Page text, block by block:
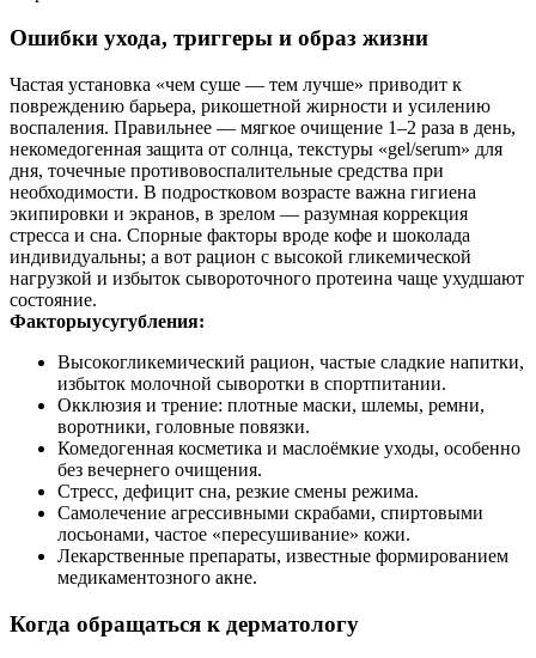
Ошибки ухода, триггеры и образ жизни
Частая установка «чем суше — тем лучше» приводит к
повреждению барьера, рикошетной жирности и усилению
воспаления. Правильнее — мягкое очищение 1–2 раза в день,
некомедогенная защита от солнца, текстуры «gel/serum» для
дня, точечные противовоспалительные средства при
необходимости. В подростковом возрасте важна гигиена
экипировки и экранов, в зрелом — разумная коррекция
стресса и сна. Спорные факторы вроде кофе и шоколада
индивидуальны; а вот рацион с высокой гликемической
нагрузкой и избыток сывороточного протеина чаще ухудшают
состояние.
Факторыусугубления:
Высокогликемический рацион, частые сладкие напитки,
избыток молочной сыворотки в спортпитании.
Окклюзия и трение: плотные маски, шлемы, ремни,
воротники, головные повязки.
Комедогенная косметика и маслоёмкие уходы, особенно
без вечернего очищения.
Стресс, дефицит сна, резкие смены режима.
Самолечение агрессивными скрабами, спиртовыми
лосьонами, частое «пересушивание» кожи.
Лекарственные препараты, известные формированием
медикаментозного акне.
Когда обращаться к дерматологу